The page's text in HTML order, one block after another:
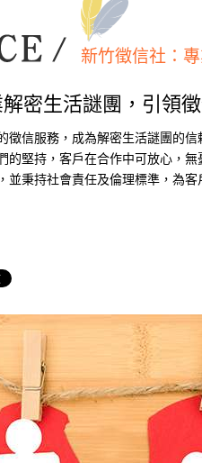
新竹徵信社：
密生活謎團，引領
徵信服務，成為解密生活謎團的
的堅持，客戶在合作中可放心，
並秉持社會責任及倫理標準，為